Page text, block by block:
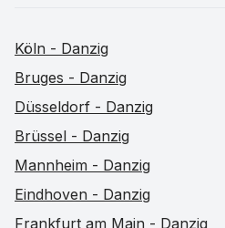
Köln - Danzig
Bruges - Danzig
Düsseldorf - Danzig
Brüssel - Danzig
Mannheim - Danzig
Eindhoven - Danzig
Frankfurt am Main - Danzig